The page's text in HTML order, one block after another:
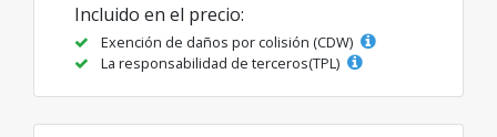
Incluido en el precio:
Exención de daños por colisión (CDW)
La responsabilidad de terceros(TPL)